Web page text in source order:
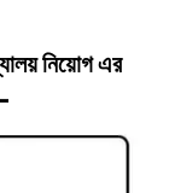
নিয়োগএর